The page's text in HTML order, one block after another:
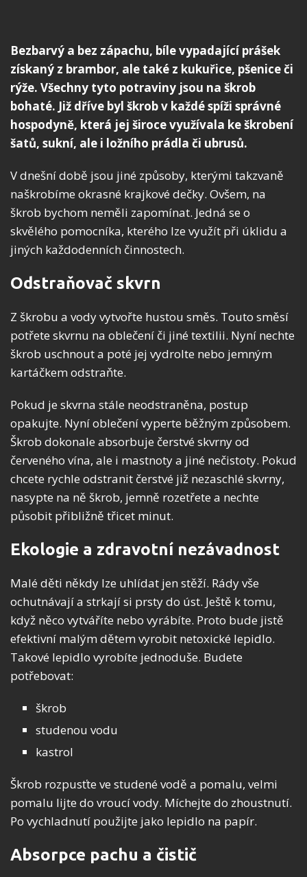
Bezbarvý a bez zápachu, bíle vypadající prášek
získaný z brambor, ale také z kukuřice, pšenice či
rýže. Všechny tyto potraviny jsou na škrob
bohaté. Již dříve byl škrob v každé spíži správné
hospodyně, která jej široce využívala ke škrobení
šatů, sukní, ale i ložního prádla či ubrusů.
V dnešní době jsou jiné způsoby, kterými takzvaně
naškrobíme okrasné krajkové dečky. Ovšem, na
škrob bychom neměli zapomínat. Jedná se o
skvělého pomocníka, kterého lze využít při úklidu a
jiných každodenních činnostech.
Odstraňovač skvrn
Z škrobu a vody vytvořte hustou směs. Touto směsí
potřete skvrnu na oblečení či jiné textilii. Nyní nechte
škrob uschnout a poté jej vydrolte nebo jemným
kartáčkem odstraňte.
Pokud je skvrna stále neodstraněna, postup
opakujte. Nyní oblečení vyperte běžným způsobem.
Škrob dokonale absorbuje čerstvé skvrny od
červeného vína, ale i mastnoty a jiné nečistoty. Pokud
chcete rychle odstranit čerstvé již nezaschlé skvrny,
nasypte na ně škrob, jemně rozetřete a nechte
působit přibližně třicet minut.
Ekologie a zdravotní nezávadnost
Malé děti někdy lze uhlídat jen stěží. Rády vše
ochutnávají a strkají si prsty do úst. Ještě k tomu,
když něco vytváříte nebo vyrábíte. Proto bude jistě
efektivní malým dětem vyrobit netoxické lepidlo.
Takové lepidlo vyrobíte jednoduše. Budete
potřebovat:
škrob
studenou vodu
kastrol
Škrob rozpusťte ve studené vodě a pomalu, velmi
pomalu lijte do vroucí vody. Míchejte do zhoustnutí.
Po vychladnutí použijte jako lepidlo na papír.
Absorpce pachu a čistič